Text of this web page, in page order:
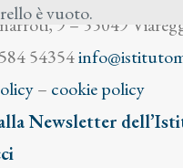
è vuoto.
9 – 55049
54354
– cookie policy
Newsletter